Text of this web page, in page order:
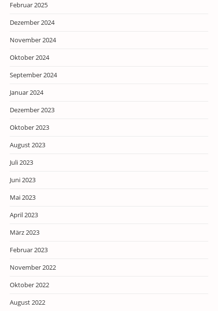
Februar 2025
Dezember 2024
November 2024
Oktober 2024
September 2024
Januar 2024
Dezember 2023
Oktober 2023
August 2023
Juli 2023
Juni 2023
Mai 2023
April 2023
März 2023
Februar 2023
November 2022
Oktober 2022
August 2022